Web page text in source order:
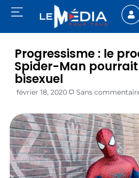
Progressisme : le
Spider-Man
bisexuel
février 18, 2020 Sans